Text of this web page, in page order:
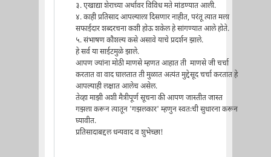
३. एखाद्या शेराच्या अर्थावर विविध मते मांडण्यात आली.
४. काही प्रतिसाद आपल्याला दिसणार नाहीत, परंतू त्यात मला
सफाईदार शब्दरचना कशी होऊ शकेल हे सांगण्यात आले होते.
५. संभाषण कौशल्य कसे असावे याचे प्रदर्शन झाले.
हे सर्व या साईटमुळे झाले.
आपण ज्यांना मोठी माणसे म्हणत आहात ती माणसे जी चर्चा
करतात वा वाद घालतात ती मुळात अत्यंत मुद्देसूद चर्चा करतात हे
आपल्याही लक्षात आलेच असेल.
तेव्हा माझी अशी मैत्रीपूर्ण सूचना की आपण जास्तीत जास्त
गझला करून त्यातून 'गझलकार' म्हणुन स्वतःची सुधारना करून
घ्यावीत.
प्रतिसादाबद्दल धन्यवाद व शुभेच्छा!